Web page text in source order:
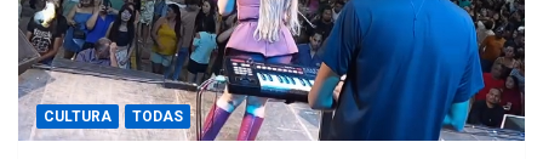
CULTURA TODAS